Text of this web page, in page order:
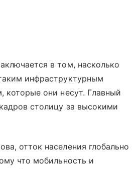
в том, насколько
инфраструктурным
которые они несут. Главный
столицу за высокими
отток населения глобально
что мобильность и